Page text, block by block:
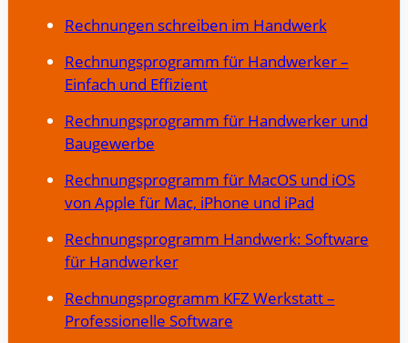
Rechnungen schreiben im Handwerk
Rechnungsprogramm für Handwerker –
Einfach und Effizient
Rechnungsprogramm für Handwerker und
Baugewerbe
Rechnungsprogramm für MacOS und iOS
von Apple für Mac, iPhone und iPad
Rechnungsprogramm Handwerk: Software
für Handwerker
Rechnungsprogramm KFZ Werkstatt –
Professionelle Software